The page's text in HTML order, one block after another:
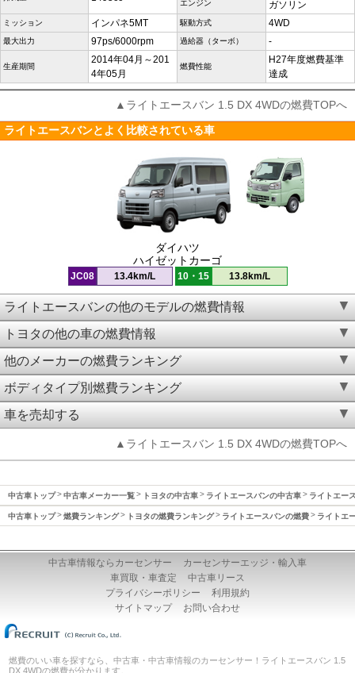
エンジン
ガソリン
ミッション インパネ5MT 駆動方式 4WD
最大出力 97ps/6000rpm 過給器（ターボ） -
生産期間
2014年04月～201
4年05月
燃費性能
H27年度燃費基準
達成
▲ライトエースバン 1.5 DX 4WDの燃費TOPへ
ライトエースバンとよく比較されている車
ダイハツ
ハイゼットカーゴ
JC08 13.4km/L 10・15 13.8km/L
ライトエースバンの他のモデルの燃費情報
トヨタの他の車の燃費情報
他のメーカーの燃費ランキング
ボディタイプ別燃費ランキング
車を売却する
▲ライトエースバン 1.5 DX 4WDの燃費TOPへ
中古車トップ 中古車メーカー一覧 トヨタの中古車 ライトエースバンの中古車 ライトエー
中古車トップ 燃費ランキング トヨタの燃費ランキング ライトエースバンの燃費 ライトエ
中古車情報ならカーセンサー
カーセンサーエッジ・輸入車
車買取・車査定
中古車リース
プライバシーポリシー
利用規約
サイトマップ
お問い合わせ
燃費のいい車を探すなら、中古車・中古車情報のカーセンサー！ライトエースバン 1.5
DX 4WDの燃費が分かります。